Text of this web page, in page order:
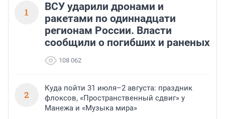
1
ВСУ ударили дронами и
ракетами по одиннадцати
регионам России. Власти
сообщили о погибших и раненых
108 062
2
Куда пойти 31 июля–2 августа: праздник
флоксов, «Пространственный сдвиг» у
Манежа и «Музыка мира»